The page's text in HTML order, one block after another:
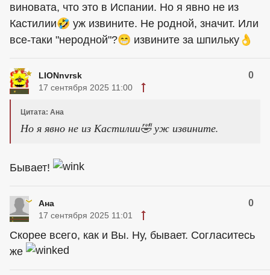
виновата, что это в Испании. Но я явно не из
Кастилии🤣 уж извините. Не родной, значит. Или
все-таки "неродной"?😁 извините за шпильку👌
LIONnvrsk 0
17 сентября 2025 11:00
Цитата: Ана
Но я явно не из Кастилии🤣 уж извините.
Бывает!
Ана 0
17 сентября 2025 11:01
Скорее всего, как и Вы. Ну, бывает. Согласитесь
же